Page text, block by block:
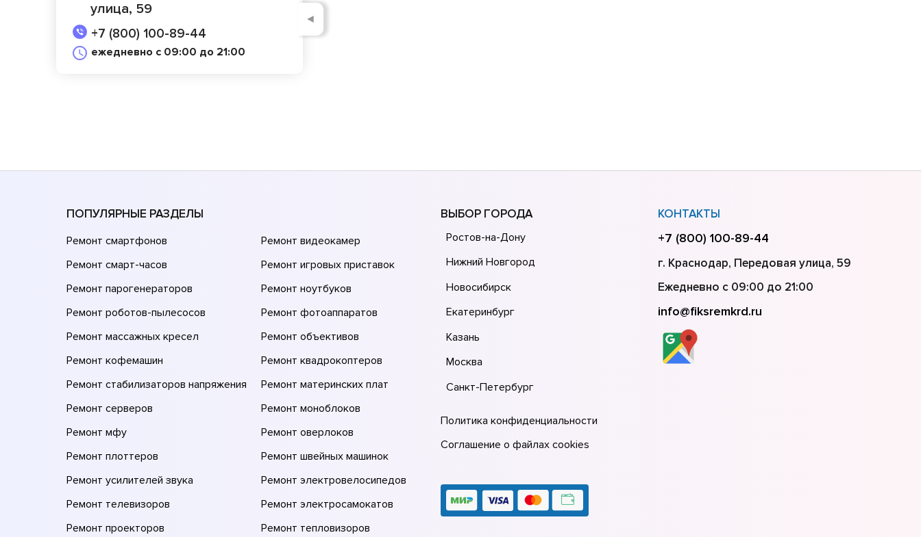
улица, 59
+7 (800) 100-89-44
ежедневно с 09:00 до 21:00
◄
ПОПУЛЯРНЫЕ РАЗДЕЛЫ
Ремонт смартфонов
Ремонт смарт-часов
Ремонт парогенераторов
Ремонт роботов-пылесосов
Ремонт массажных кресел
Ремонт кофемашин
Ремонт стабилизаторов напряжения
Ремонт серверов
Ремонт мфу
Ремонт плоттеров
Ремонт усилителей звука
Ремонт телевизоров
Ремонт проекторов
Ремонт видеокамер
Ремонт игровых приставок
Ремонт ноутбуков
Ремонт фотоаппаратов
Ремонт объективов
Ремонт квадрокоптеров
Ремонт материнских плат
Ремонт моноблоков
Ремонт оверлоков
Ремонт швейных машинок
Ремонт электровелосипедов
Ремонт электросамокатов
Ремонт тепловизоров
ВЫБОР ГОРОДА
Ростов-на-Дону
Нижний Новгород
Новосибирск
Екатеринбург
Казань
Москва
Санкт-Петербург
Политика конфиденциальности
Соглашение о файлах cookies
КОНТАКТЫ
+7 (800) 100-89-44
г. Краснодар, Передовая улица, 59
Ежедневно с 09:00 до 21:00
info@fiksremkrd.ru